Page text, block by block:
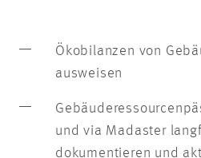
Ökobilanzen von
ausweisen
und via Madaster
dokumentieren und